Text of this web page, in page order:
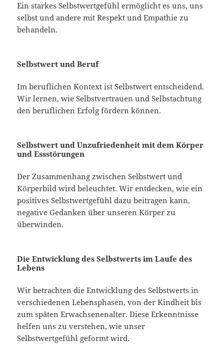
Ein starkes Selbstwertgefühl ermöglicht es uns, uns
selbst und andere mit Respekt und Empathie zu
behandeln.
Selbstwert und Beruf
Im beruflichen Kontext ist Selbstwert entscheidend.
Wir lernen, wie Selbstvertrauen und Selbstachtung
den beruflichen Erfolg fördern können.
Selbstwert und Unzufriedenheit mit dem Körper
und Essstörungen
Der Zusammenhang zwischen Selbstwert und
Körperbild wird beleuchtet. Wir entdecken, wie ein
positives Selbstwertgefühl dazu beitragen kann,
negative Gedanken über unseren Körper zu
überwinden.
Die Entwicklung des Selbstwerts im Laufe des
Lebens
Wir betrachten die Entwicklung des Selbstwerts in
verschiedenen Lebensphasen, von der Kindheit bis
zum späten Erwachsenenalter. Diese Erkenntnisse
helfen uns zu verstehen, wie unser
Selbstwertgefühl geformt wird.